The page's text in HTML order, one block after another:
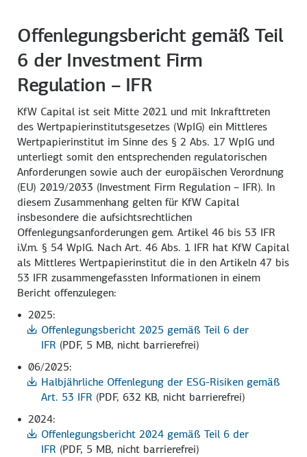
Offenlegungsbericht gemäß Teil
6 der Investment Firm
Regulation – IFR
KfW Capital ist seit Mitte 2021 und mit Inkrafttreten
des Wertpapierinstitutsgesetzes (WpIG) ein Mittleres
Wertpapierinstitut im Sinne des § 2 Abs. 17 WpIG und
unterliegt somit den entsprechenden regulatorischen
Anforderungen sowie auch der europäischen Verordnung
(EU) 2019/2033 (Investment Firm Regulation – IFR). In
diesem Zusammenhang gelten für KfW Capital
insbesondere die aufsichtsrechtlichen
Offenlegungsanforderungen gem. Artikel 46 bis 53 IFR
i.V.m. § 54 WpIG. Nach Art. 46 Abs. 1 IFR hat KfW Capital
als Mittleres Wertpapierinstitut die in den Artikeln 47 bis
53 IFR zusammengefassten Informationen in einem
Bericht offenzulegen:
2025:
Offenlegungsbericht 2025 gemäß Teil 6 der
IFR (PDF, 5 MB, nicht barrierefrei)
06/2025:
Halbjährliche Offenlegung der ESG-Risiken gemäß
Art. 53 IFR (PDF, 632 KB, nicht barrierefrei)
2024:
Offenlegungsbericht 2024 gemäß Teil 6 der
IFR (PDF, 5 MB, nicht barrierefrei)